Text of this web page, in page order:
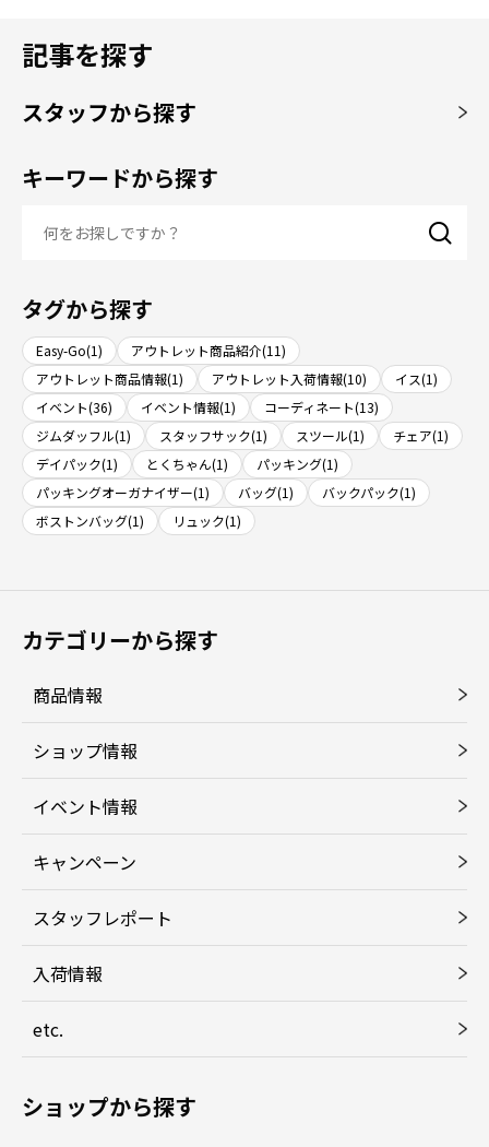
記事を探す
スタッフから探す
キーワードから探す
タグから探す
Easy-Go(1)
アウトレット商品紹介(11)
アウトレット商品情報(1)
アウトレット入荷情報(10)
イス(1)
イベント(36)
イベント情報(1)
コーディネート(13)
ジムダッフル(1)
スタッフサック(1) スツール(1)
チェア(1)
デイパック(1)
とくちゃん(1)
パッキング(1)
パッキングオーガナイザー(1)
バッグ(1)
バックパック(1)
ボストンバッグ(1)
リュック(1)
カテゴリーから探す
商品情報
ショップ情報
イベント情報
キャンペーン
スタッフレポート
入荷情報
etc.
ショップから探す